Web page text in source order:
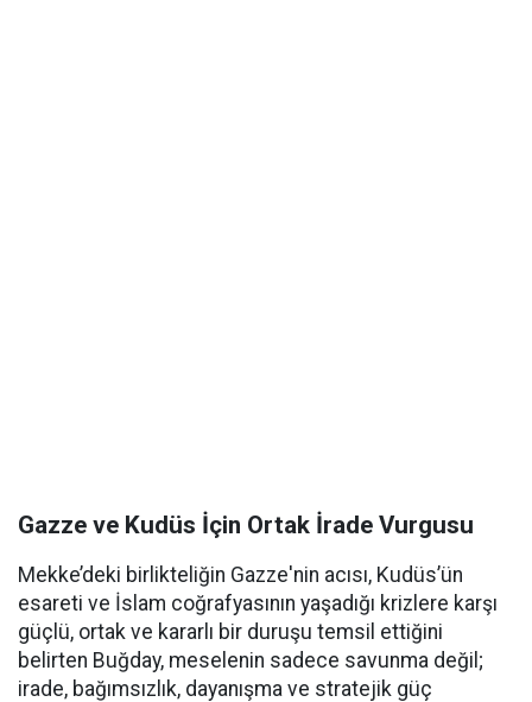
Gazze ve Kudüs İçin Ortak İrade Vurgusu
Mekke’deki birlikteliğin Gazze'nin acısı, Kudüs’ün
esareti ve İslam coğrafyasının yaşadığı krizlere karşı
güçlü, ortak ve kararlı bir duruşu temsil ettiğini
belirten Buğday, meselenin sadece savunma değil;
irade, bağımsızlık, dayanışma ve stratejik güç